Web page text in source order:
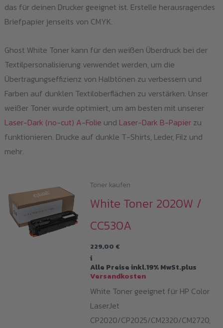
das für deinen Drucker geeignet ist. Erstelle herausragendes
Briefpapier jenseits von CMYK.
Ghost White Toner kann für den weißen Überdruck bei der
Textilpersonalisierung verwendet werden, um die
Übertragungseffizienz von Halbtönen zu verbessern und
Farben auf dunklen Textiloberflächen zu verstärken. Unser
weißer Toner wurde optimiert, um am besten mit unserer
Laser-Dark (no-cut) A-Folie und Laser-Dark B-Papierzu
funktionieren. Drucke auf dunkle T-Shirts, Leder, Filz und
mehr.
Toner kaufen
White Toner 2020W /
CC530A
229,00 €
i
Alle Preise inkl.19% MwSt.plus
Versandkosten
White Toner geeignet für HP Color
LaserJet
CP2020/CP2025/CM2320/CM2720,